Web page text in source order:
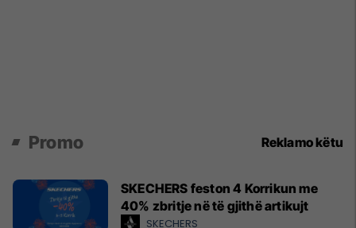
Promo Reklamo këtu
SKECHERS feston 4 Korrikun me
40% zbritje në të gjithë artikujt
SKECHERS